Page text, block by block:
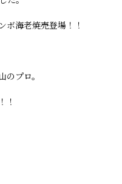
ボ海老焼売登場！！
プロ。
！